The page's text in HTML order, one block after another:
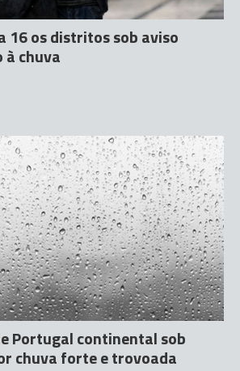
16 os distritos sob aviso
chuva
Portugal continental sob
chuva forte e trovoada